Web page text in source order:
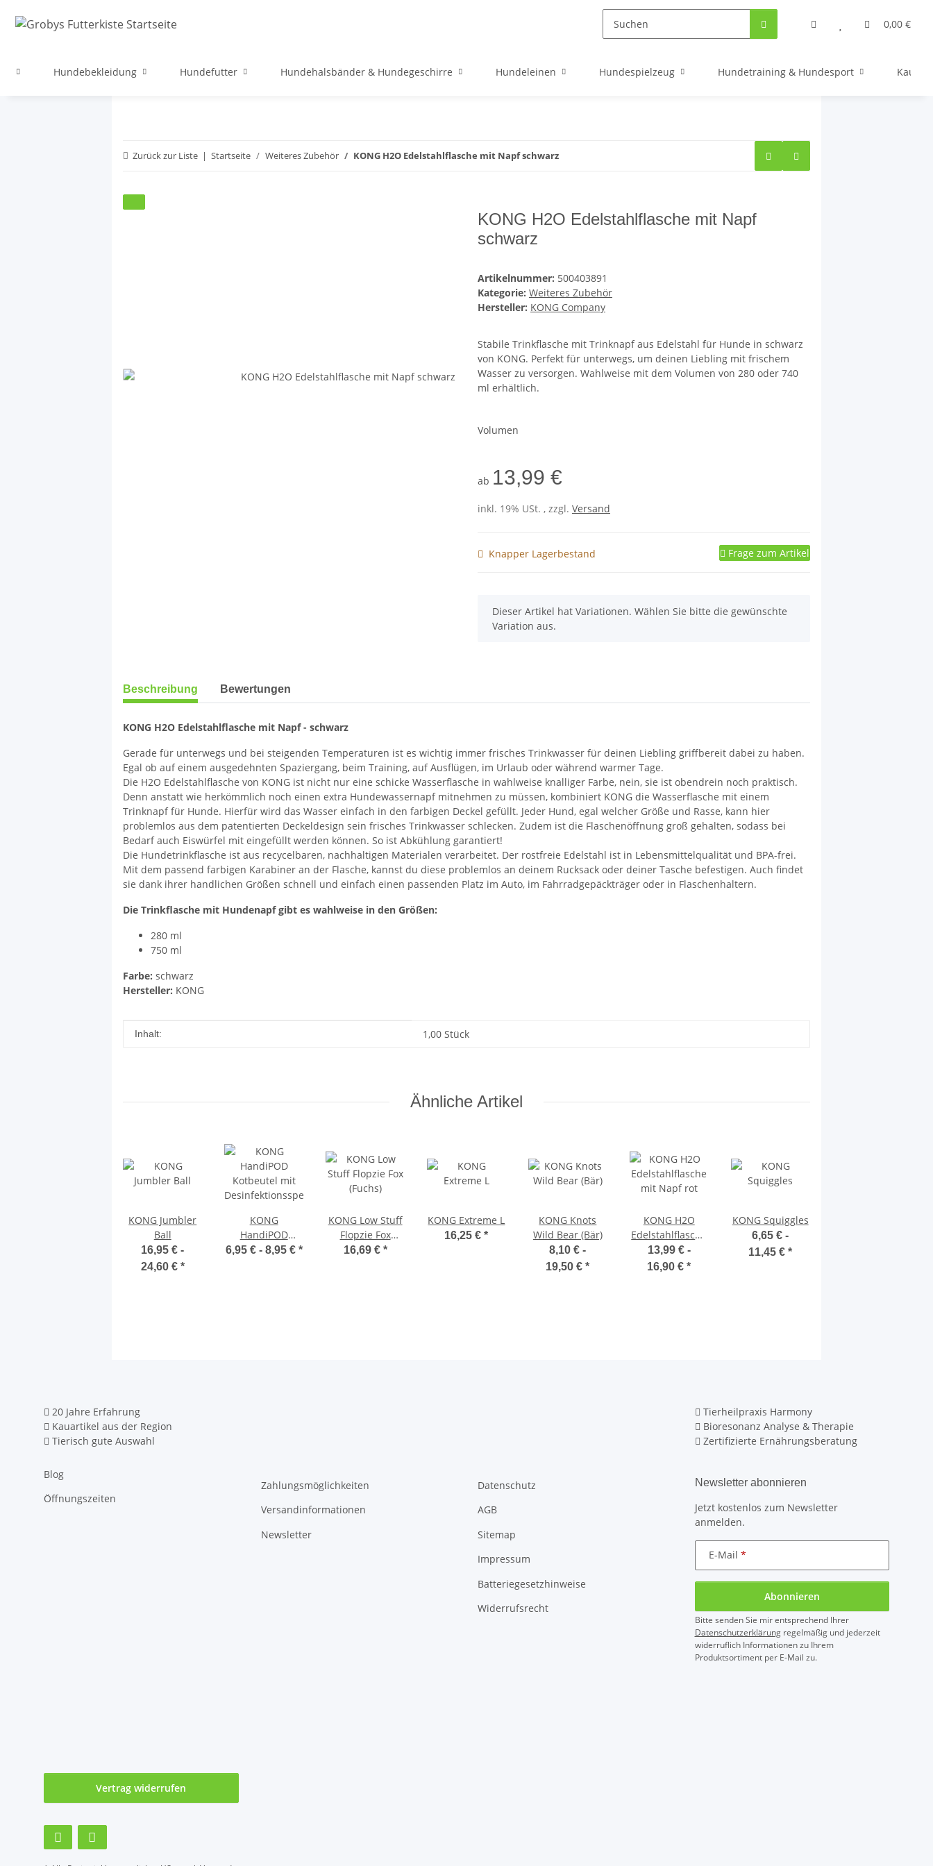
0,00 €
Hundebekleidung Hundefutter Hundehalsbänder & Hundegeschirre Hundeleinen Hundespielzeug Hundetraining & Hundesport
Zurück zur Liste Startseite Weiteres Zubehör KONG H2O Edelstahlflasche mit Napf schwarz
KONG H2O Edelstahlflasche mit Napf
schwarz
Artikelnummer: 500403891
Kategorie: Weiteres Zubehör
Hersteller: KONG Company
Stabile Trinkflasche mit Trinknapf aus Edelstahl für Hunde in schwarz
von KONG. Perfekt für unterwegs, um deinen Liebling mit frischem
Wasser zu versorgen. Wahlweise mit dem Volumen von 280 oder 740
ml erhältlich.
Volumen
ab 13,99 €
inkl. 19% USt. , zzgl. Versand
Knapper Lagerbestand Frage zum Artikel
x
Dieser Artikel hat Variationen. Wählen Sie bitte die gewünschte
Variation aus.
weitere Registerkarten anzeigen
Beschreibung Bewertungen
KONG H2O Edelstahlflasche mit Napf - schwarz
Gerade für unterwegs und bei steigenden Temperaturen ist es wichtig immer frisches Trinkwasser für deinen Liebling griffbereit dabei zu haben.
Egal ob auf einem ausgedehnten Spaziergang, beim Training, auf Ausflügen, im Urlaub oder während warmer Tage.
Die H2O Edelstahlflasche von KONG ist nicht nur eine schicke Wasserflasche in wahlweise knalliger Farbe, nein, sie ist obendrein noch praktisch.
Denn anstatt wie herkömmlich noch einen extra Hundewassernapf mitnehmen zu müssen, kombiniert KONG die Wasserflasche mit einem
Trinknapf für Hunde. Hierfür wird das Wasser einfach in den farbigen Deckel gefüllt. Jeder Hund, egal welcher Größe und Rasse, kann hier
problemlos aus dem patentierten Deckeldesign sein frisches Trinkwasser schlecken. Zudem ist die Flaschenöffnung groß gehalten, sodass bei
Bedarf auch Eiswürfel mit eingefüllt werden können. So ist Abkühlung garantiert!
Die Hundetrinkflasche ist aus recycelbaren, nachhaltigen Materialen verarbeitet. Der rostfreie Edelstahl ist in Lebensmittelqualität und BPA-frei.
Mit dem passend farbigen Karabiner an der Flasche, kannst du diese problemlos an deinem Rucksack oder deiner Tasche befestigen. Auch findet
sie dank ihrer handlichen Größen schnell und einfach einen passenden Platz im Auto, im Fahrradgepäckträger oder in Flaschenhaltern.
Die Trinkflasche mit Hundenapf gibt es wahlweise in den Größen:
280 ml
750 ml
Farbe:schwarz
Hersteller: KONG
Produkteigenschaft
Wert
Inhalt: 1,00 Stück
Ähnliche Artikel
KONG Jumbler
Ball
16,95 € -
24,60 € *
KONG
HandiPOD
Kotbeutel mit
6,95 € - 8,95 € *
KONG Low Stuff
Flopzie Fox
(Fuchs)
16,69 € *
KONG Extreme L
16,25 €*
KONG Knots
Wild Bear (Bär)
8,10 € -
19,50 €*
KONG H2O
Edelstahlflasche
mit Napf rot
13,99 € -
16,90 €*
KONG Squiggles
6,65 € -
11,45 €*
20 Jahre Erfahrung
Kauartikel aus der Region
Tierisch gute Auswahl
Tierheilpraxis Harmony
Bioresonanz Analyse & Therapie
Zertifizierte Ernährungsberatung
Blog
Öffnungszeiten
Zahlungsmöglichkeiten
Versandinformationen
Newsletter
Datenschutz
AGB
Sitemap
Impressum
Batteriegesetzhinweise
Widerrufsrecht
Newsletter abonnieren
Jetzt kostenlos zum Newsletter
anmelden.
E-Mail
Abonnieren
Bitte senden Sie mir entsprechend Ihrer
Datenschutzerklärungregelmäßig und jederzeit
widerruflich Informationen zu Ihrem
Produktsortiment per E-Mail zu.
Vertrag widerrufen